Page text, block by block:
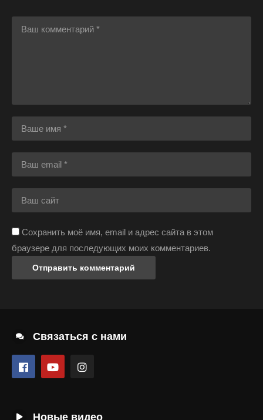
Сохранить моё имя, email и адрес сайта в этом
браузере для последующих моих комментариев.
Связаться с нами
Новые видео